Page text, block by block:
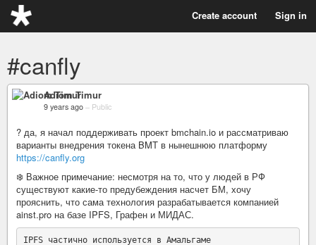
Create account Sign in
#canfly
Adiom Timur
9 years ago – Public
? да, я начал поддерживать проект bmchain.io и рассматриваю
варианты внедрения токена BMT в нынешнюю платформу
https://canfly.org
❄️ Важное примечание: несмотря на то, что у людей в РФ
существуют какие-то предубеждения насчет БМ, хочу
прояснить, что сама технология разрабатывается компанией
ainst.pro на базе IPFS, Графен и МИДАС.
IPFS частично используется в Амальгаме